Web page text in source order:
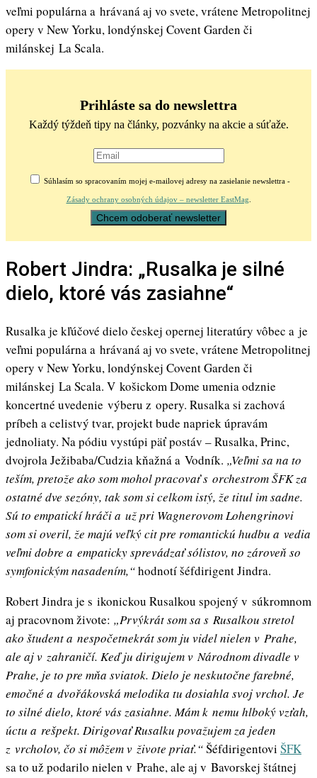
veľmi populárna a hrávaná aj vo svete, vrátene Metropolitnej
opery v New Yorku, londýnskej Covent Garden či
milánskej La Scala.
Prihláste sa do newslettra
Každý týždeň tipy na články, pozvánky na akcie a súťaže.
Súhlasím so spracovaním mojej e-mailovej adresy na zasielanie newslettra -
Zásady ochrany osobných údajov – newsletter EastMag
Robert Jindra: „Rusalka je silné
dielo, ktoré vás zasiahne“
Rusalka je kľúčové dielo českej opernej literatúry vôbec a je
veľmi populárna a hrávaná aj vo svete, vrátene Metropolitnej
opery v New Yorku, londýnskej Covent Garden či
milánskej La Scala. V košickom Dome umenia odznie
koncertné uvedenie výberu z opery. Rusalka si zachová
príbeh a celistvý tvar, projekt bude napriek úpravám
jednoliaty. Na pódiu vystúpi päť postáv – Rusalka, Princ,
dvojrola Ježibaba/Cudzia kňažná a Vodník. „Veľmi sa na to
teším, pretože ako som mohol pracovať s orchestrom ŠFK za
ostatné dve sezóny, tak som si celkom istý, že titul im sadne.
Sú to empatickí hráči a už pri Wagnerovom Lohengrinovi
som si overil, že majú veľký cit pre romantickú hudbu a vedia
veľmi dobre a empaticky sprevádzať sólistov, no zároveň so
symfonickým nasadením,“hodnotí šéfdirigent Jindra.
Robert Jindra je s ikonickou Rusalkou spojený v súkromnom
aj pracovnom živote: „Prvýkrát som sa s Rusalkou stretol
ako študent a nespočetnekrát som ju videl nielen v Prahe,
ale aj v zahraničí. Keď ju dirigujem v Národnom divadle v
Prahe, je to pre mňa sviatok. Dielo je neskutočne farebné,
emočné a dvořákovská melodika tu dosiahla svoj vrchol. Je
to silné dielo, ktoré vás zasiahne. Mám k nemu hlboký vzťah,
úctu a rešpekt. Dirigovať Rusalku považujem za jeden
z vrcholov, čo si môžem v živote priať.“Šéfdirigentovi ŠFK
sa to už podarilo nielen v Prahe, ale aj v Bavorskej štátnej